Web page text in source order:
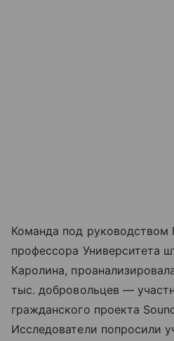
Команда под руководством
профессора Университета
Каролина,
тыс. добровольцев —
гражданского проекта
Исследователи попросили